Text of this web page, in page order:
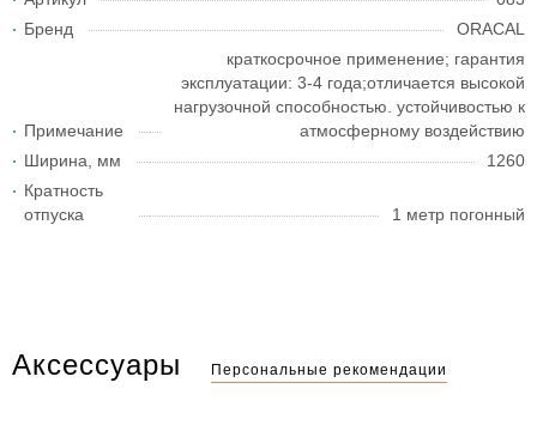
Бренд
ORACAL
Примечание
краткосрочное применение; гарантия
эксплуатации: 3-4 года;отличается высокой
нагрузочной способностью. устойчивостью к
атмосферному воздействию
Ширина, мм
1260
Кратность
отпуска
1 метр погонный
Аксессуары Персональные рекомендации